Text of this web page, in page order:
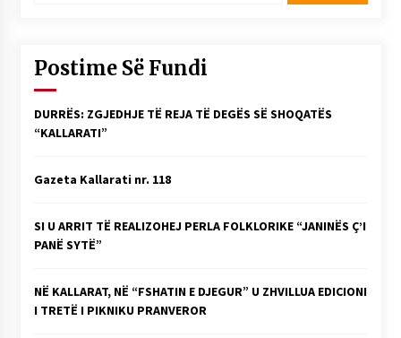
Postime Së Fundi
DURRËS: ZGJEDHJE TË REJA TË DEGËS SË SHOQATËS
“KALLARATI”
Gazeta Kallarati nr. 118
SI U ARRIT TË REALIZOHEJ PERLA FOLKLORIKE “JANINËS Ç’I
PANË SYTË”
NË KALLARAT, NË “FSHATIN E DJEGUR” U ZHVILLUA EDICIONI
I TRETË I PIKNIKU PRANVEROR